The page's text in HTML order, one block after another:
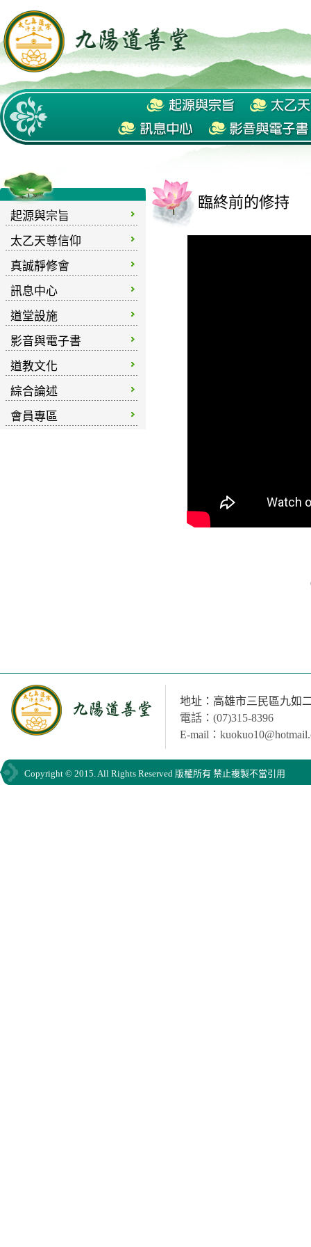
起源與宗旨
太乙天尊信仰
真誠靜修會
訊息中心
道堂設施
影音與電子書
道教文化
綜合論述
會員專區
臨終前的修持
地址：高雄市三民區九如
電話：(07)315-8396
E-mail：
Copyright © 2015. All Rights Reserved 版權所有 禁止複製不當引用